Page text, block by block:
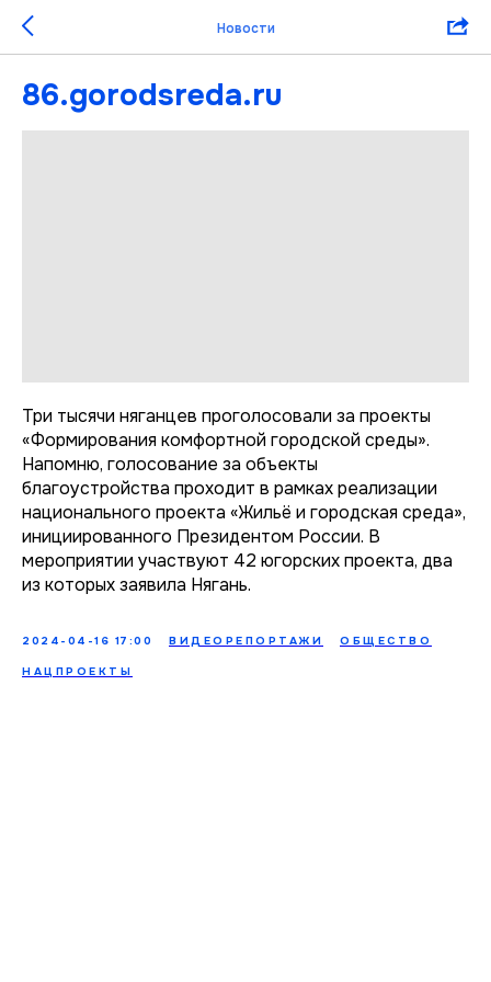
Новости
86.gorodsreda.ru
Три тысячи няганцев проголосовали за проекты
«Формирования комфортной городской среды».
Напомню, голосование за объекты
благоустройства проходит в рамках реализации
национального проекта «Жильё и городская среда»,
инициированного Президентом России. В
мероприятии участвуют 42 югорских проекта, два
из которых заявила Нягань.
2024-04-16 17:00 ВИДЕОРЕПОРТАЖИ ОБЩЕСТВО
НАЦПРОЕКТЫ